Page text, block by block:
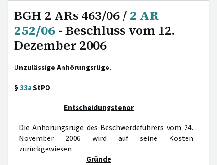
BGH 2 ARs 463/06 /2 AR
252/06- Beschluss vom 12.
Dezember 2006
Unzulässige Anhörungsrüge.
§33aStPO
Entscheidungstenor
Die Anhörungsrüge des Beschwerdeführers vom 24.
November 2006 wird auf seine Kosten
zurückgewiesen.
Gründe